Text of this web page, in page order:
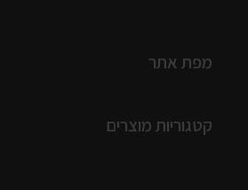
מפת אתר
קטגוריות מוצרים